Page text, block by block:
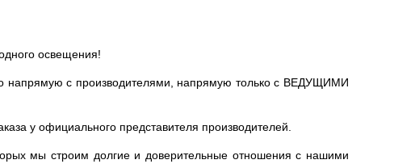
освещения!
напрямую с производителями, напрямую только с ВЕДУЩИМИ
у официального представителя производителей.
мы строим долгие и доверительные отношения с нашими